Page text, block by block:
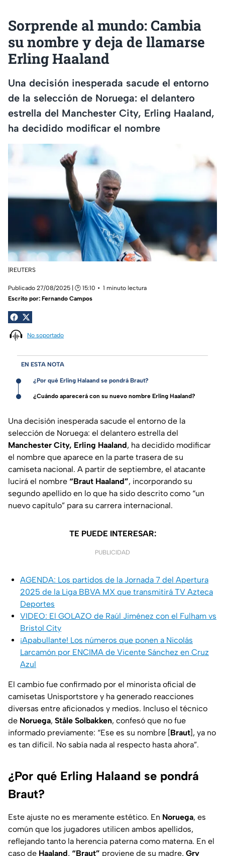
Sorprende al mundo: Cambia
su nombre y deja de llamarse
Erling Haaland
Una decisión inesperada sacude el entorno
de la selección de Noruega: el delantero
estrella del Manchester City, Erling Haaland,
ha decidido modificar el nombre
|REUTERS
Publicado 27/08/2025 | 🕑 15:10
1 minuto lectura
Escrito por: Fernando Campos
No soportado
EN ESTA NOTA
¿Por qué Erling Halaand se pondrá Braut?
¿Cuándo aparecerá con su nuevo nombre Erling Haaland?
Una decisión inesperada sacude el entorno de la
selección de Noruega: el delantero estrella del
Manchester City, Erling Haaland, ha decidido modificar
el nombre que aparece en la parte trasera de su
camiseta nacional. A partir de septiembre, el atacante
lucirá el nombre “Braut Haaland”, incorporando su
segundo apellido en lo que ha sido descrito como “un
nuevo capítulo” para su carrera internacional.
TE PUEDE INTERESAR:
PUBLICIDAD
AGENDA: Los partidos de la Jornada 7 del Apertura
2025 de la Liga BBVA MX que transmitirá TV Azteca
Deportes
VIDEO: El GOLAZO de Raúl Jiménez con el Fulham vs
Bristol City
¡Apabullante! Los números que ponen a Nicolás
Larcamón por ENCIMA de Vicente Sánchez en Cruz
Azul
El cambio fue confirmado por el minorista oficial de
camisetas Unisportstore y ha generado reacciones
diversas entre aficionados y medios. Incluso el técnico
de Noruega, Ståle Solbakken, confesó que no fue
informado previamente: “Ese es su nombre [Braut], ya no
es tan difícil. No sabía nada al respecto hasta ahora”.
¿Por qué Erling Halaand se pondrá
Braut?
Este ajuste no es meramente estético. En Noruega, es
común que los jugadores utilicen ambos apellidos,
reflejando tanto la herencia paterna como materna. En el
caso de Haaland, “Braut” proviene de su madre, Gry